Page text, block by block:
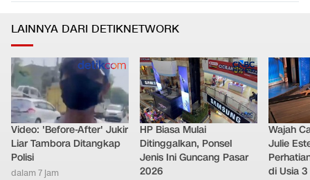
LAINNYA DARI DETIKNETWORK
Video: 'Before-After' Jukir
Liar Tambora Ditangkap
Polisi
dalam 7 jam
HP Biasa Mulai
Ditinggalkan, Ponsel
Jenis Ini Guncang Pasar
2026
Wajah
Julie
di Usia 3